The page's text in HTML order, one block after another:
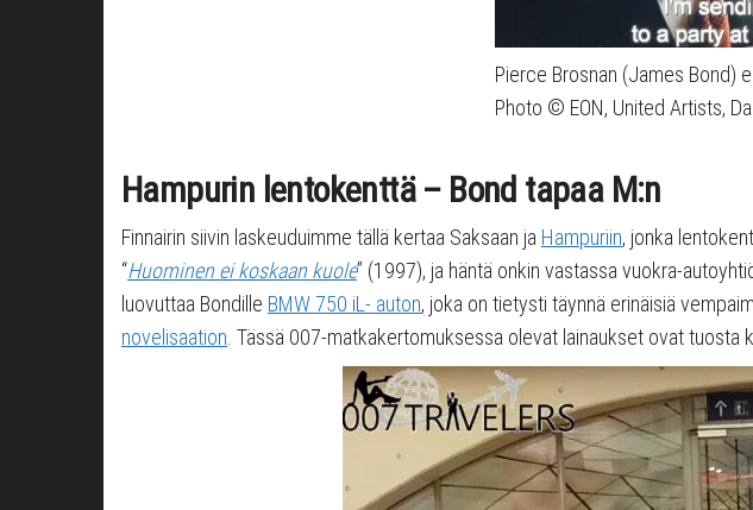
Pierce Brosnan (James Bond)
Photo © EON, United Artists,
Hampurin lentokenttä – Bond tapaa M:n
Finnairin siivin laskeuduimme tällä kertaa Saksaan ja Hampuriin, jonka
“Huominen ei koskaan kuole” (1997), ja häntä onkin vastassa vuokra-
luovuttaa Bondille BMW 750 iL- auton, joka on tietysti täynnä erinäisiä
novelisaation . Tässä 007-matkakertomuksessa olevat lainaukset ovat tuosta